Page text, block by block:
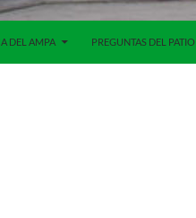
DEL AMPA PREGUNTAS DEL PATIO